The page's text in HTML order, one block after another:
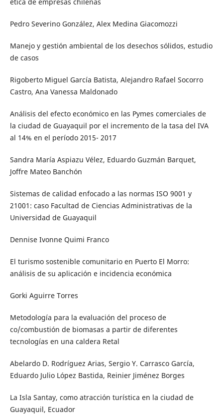
Pedro Severino González, Alex Medina Giacomozzi
Manejo y gestión ambiental de los desechos sólidos, estudio
de casos
Rigoberto Miguel García Batista, Alejandro Rafael Socorro
Castro, Ana Vanessa Maldonado
Análisis del efecto económico en las Pymes comerciales de
la ciudad de Guayaquil por el incremento de la tasa del IVA
al 14% en el período 2015- 2017
Sandra María Aspiazu Vélez, Eduardo Guzmán Barquet,
Joffre Mateo Banchón
Sistemas de calidad enfocado a las normas ISO 9001 y
21001: caso Facultad de Ciencias Administrativas de la
Universidad de Guayaquil
Dennise Ivonne Quimi Franco
El turismo sostenible comunitario en Puerto El Morro:
análisis de su aplicación e incidencia económica
Gorki Aguirre Torres
Metodología para la evaluación del proceso de
co/combustión de biomasas a partir de diferentes
tecnologías en una caldera Retal
Abelardo D. Rodríguez Arias, Sergio Y. Carrasco García,
Eduardo Julio López Bastida, Reinier Jiménez Borges
La Isla Santay, como atracción turística en la ciudad de
Guayaquil, Ecuador